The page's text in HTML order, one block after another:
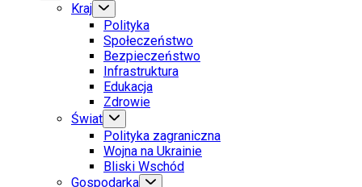
Kraj
Polityka
Społeczeństwo
Bezpieczeństwo
Infrastruktura
Edukacja
Zdrowie
Świat
Polityka zagraniczna
Wojna na Ukrainie
Bliski Wschód
Gospodarka